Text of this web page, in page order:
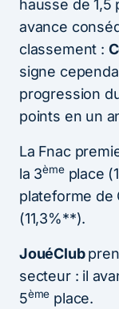
hausse de
avance
classement :
signe
progression
points en un
La Fnac
la 3èmeplace
plateforme de
(11,3%**).
JouéClub
secteur : il
5ème place.